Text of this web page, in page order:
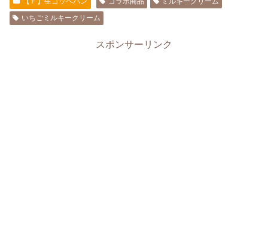
いちごミルキークリーム
スポンサーリンク